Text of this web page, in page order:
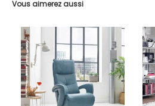
Vous aimerez aussi